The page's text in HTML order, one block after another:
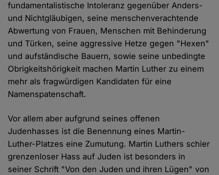
fundamentalistische Intoleranz gegenüber Anders-
und Nichtgläubigen, seine menschenverachtende
Abwertung von Frauen, Menschen mit Behinderung
und Türken, seine aggressive Hetze gegen "Hexen"
und aufständische Bauern, sowie seine unbedingte
Obrigkeitshörigkeit machen Martin Luther zu einem
mehr als fragwürdigen Kandidaten für eine
Namenspatenschaft.
Vor allem aber aufgrund seines offenen
Judenhasses ist die Benennung eines Martin-
Luther-Platzes eine Zumutung. Martin Luthers schier
grenzenloser Hass auf Juden ist besonders in
seiner Schrift "Von den Juden und ihren Lügen" von